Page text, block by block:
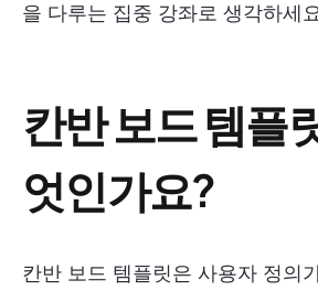
을 다루는 집중 강좌로 생각하세
칸반 보드 템플
엇인가요?
칸반 보드 템플릿은 사용자 정의